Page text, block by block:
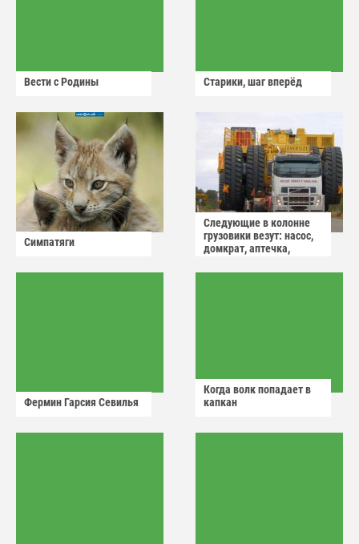
Вести с Родины Старики, шаг вперёд
Симпатяги
Следующие в колонне
грузовики везут: насос,
домкрат, аптечка,
Фермин Гарсия Севилья
Когда волк попадает в
капкан